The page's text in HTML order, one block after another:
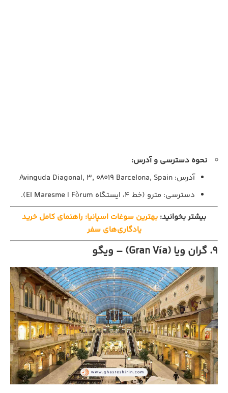
نحوه دسترسی و آدرس:
آدرس: Avinguda Diagonal, 3, 08019 Barcelona, Spain
دسترسی: مترو (خط ۴، ایستگاه El Maresme | Fòrum).
بیشتر بخوانید: بهترین سوغات اسپانیا: راهنمای کامل خرید
یادگاری‌های سفر
۹. گران ویا (Gran Vía) – ویگو